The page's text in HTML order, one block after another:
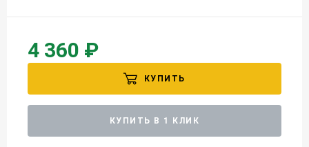
4 360 ₽
КУПИТЬ
КУПИТЬ В 1 КЛИК